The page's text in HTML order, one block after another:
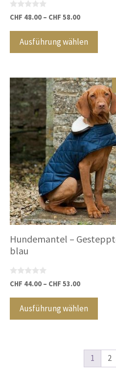
0
v
CHF 48.00 – CHF 58.00
Ausführung wählen
weist
auf.
Die
auf
der
Hundemantel –
blau
0
v
CHF 44.00 – CHF 53.00
Ausführung wählen
weist
auf.
Die
1 2